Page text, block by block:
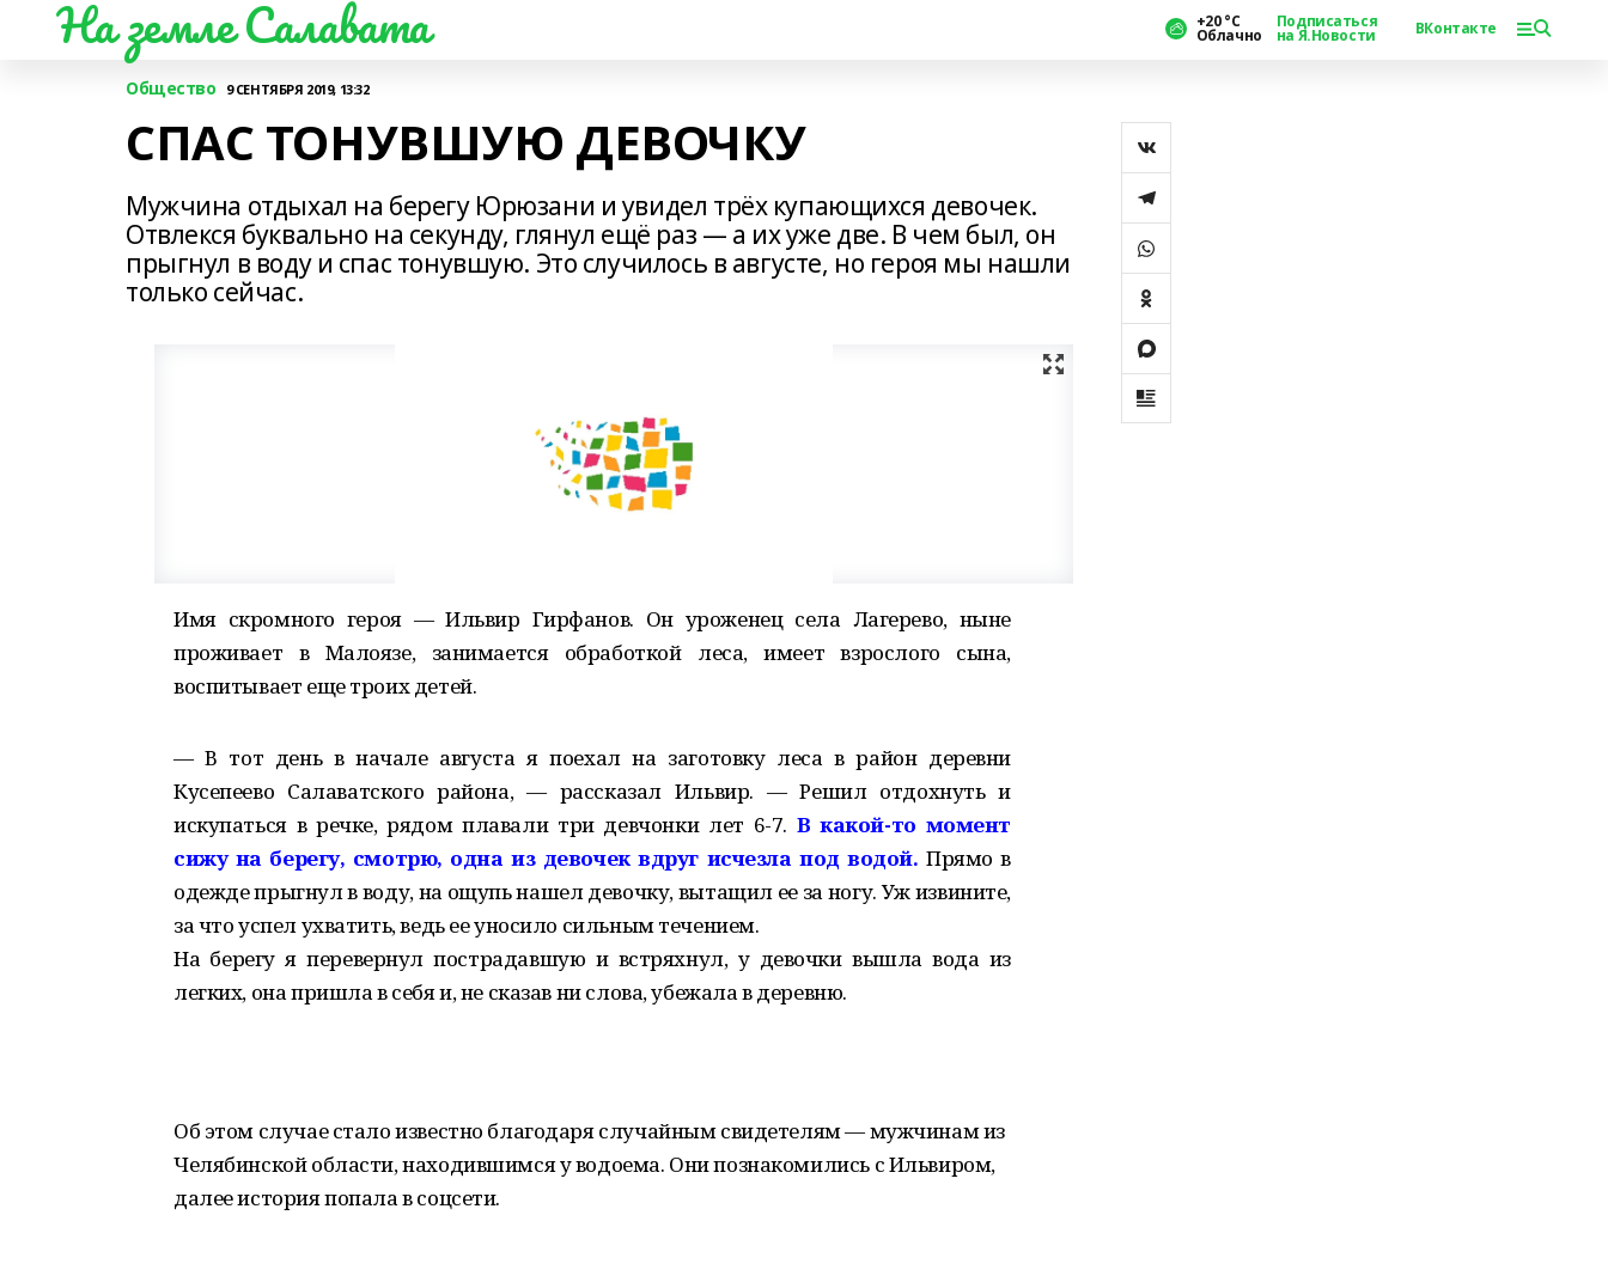
На земле Салавата +20 °С
Облачно
Подписаться
на Я.Новости ВКонтакте
Общество 9 СЕНТЯБРЯ 2019, 13:32
СПАС ТОНУВШУЮ ДЕВОЧКУ
Мужчина отдыхал на берегу Юрюзани и увидел трёх купающихся девочек.
Отвлекся буквально на секунду, глянул ещё раз — а их уже две. В чем был, он
прыгнул в воду и спас тонувшую. Это случилось в августе, но героя мы нашли
только сейчас.
Имя скромного героя — Ильвир Гирфанов. Он уроженец села Лагерево, ныне
проживает в Малоязе, занимается обработкой леса, имеет взрослого сына,
воспитывает еще троих детей.
— В тот день в начале августа я поехал на заготовку леса в район деревни
Кусепеево Салаватского района, — рассказал Ильвир. — Решил отдохнуть и
искупаться в речке, рядом плавали три девчонки лет 6-7. В какой-то момент
сижу на берегу, смотрю, одна из девочек вдруг исчезла под водой. Прямо в
одежде прыгнул в воду, на ощупь нашел девочку, вытащил ее за ногу. Уж извините,
за что успел ухватить, ведь ее уносило сильным течением.
На берегу я перевернул пострадавшую и встряхнул, у девочки вышла вода из
легких, она пришла в себя и, не сказав ни слова, убежала в деревню.
Об этом случае стало известно благодаря случайным свидетелям — мужчинам из
Челябинской области, находившимся у водоема. Они познакомились с Ильвиром,
далее история попала в соцсети.